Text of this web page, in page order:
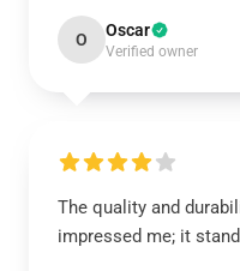
O Oscar
Verified owner
The quality and
impressed me; it